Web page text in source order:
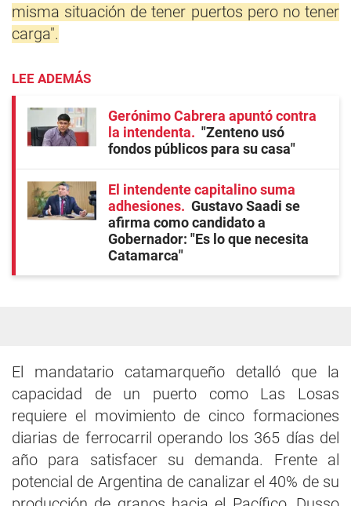
misma situación de tener puertos pero no tener
carga".
LEE ADEMÁS
Gerónimo Cabrera apuntó contra
la intendenta
"Zenteno usó
fondos públicos para su casa"
El intendente capitalino suma
adhesiones
Gustavo Saadi se
afirma como candidato a
Gobernador: "Es lo que necesita
Catamarca"
El mandatario catamarqueño detalló que la
capacidad de un puerto como Las Losas
requiere el movimiento de cinco formaciones
diarias de ferrocarril operando los 365 días del
año para satisfacer su demanda. Frente al
potencial de Argentina de canalizar el 40% de su